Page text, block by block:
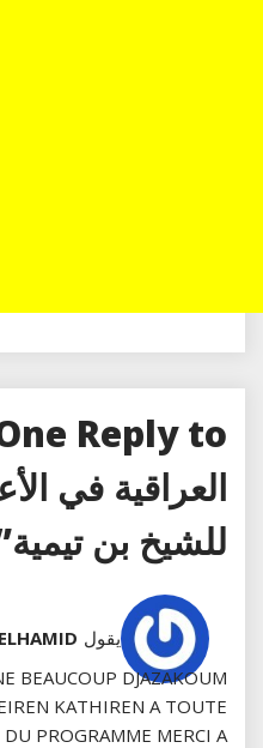
العراقية في
للشيخ بن
يقول
BEAUCOUP DJAZAKOUM
KATHIREN A TOUTE
DU PROGRAMME MERCI A